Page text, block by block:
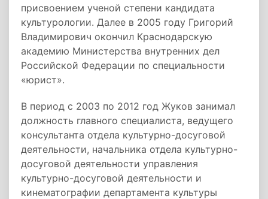
присвоением ученой степени кандидата
культурологии. Далее в 2005 году Григорий
Владимирович окончил Краснодарскую
академию Министерства внутренних дел
Российской Федерации по специальности
«юрист».
В период с 2003 по 2012 год Жуков занимал
должность главного специалиста, ведущего
консультанта отдела культурно-досуговой
деятельности, начальника отдела культурно-
досуговой деятельности управления
культурно-досуговой деятельности и
кинематографии департамента культуры